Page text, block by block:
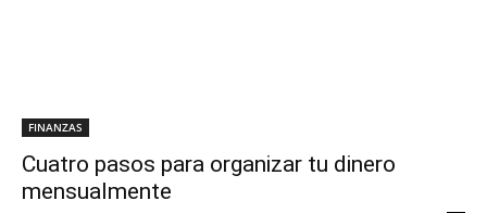
FINANZAS
Cuatro pasos para organizar tu dinero
mensualmente